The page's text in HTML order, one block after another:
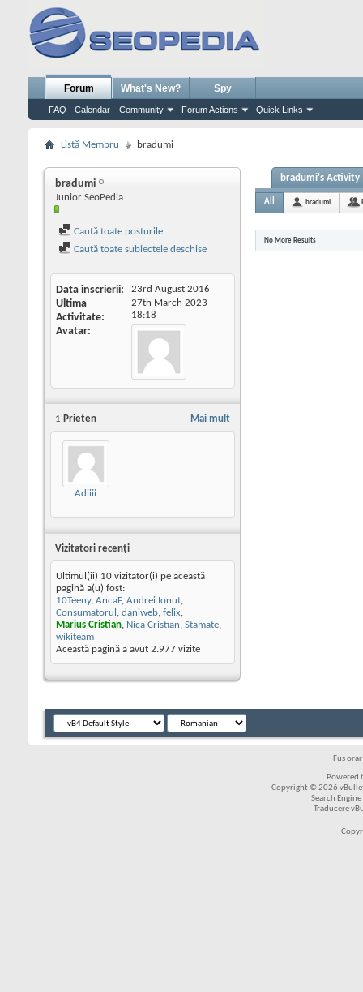
Forum
FAQ Calendar Community Forum Actions Quick Links
What's New? Spy
Listă Membru bradumi
bradumi
Junior SeoPedia
Caută toate posturile
Caută toate subiectele deschise
Data înscrierii 23rd August 2016
Ultima
Activitate
27th March 2023
18:18
Avatar
Mai mult
1 Prieten
Adiiii
Vizitatori recenţi
Ultimul(ii) 10 vizitator(i) pe această
pagină a(u) fost:
10Teeny, AncaF, Andrei Ionut,
Consumatorul , daniweb, felix,
Marius Cristian, Nica Cristian, Stamate,
wikiteam
Această pagină a avut 2.977 vizite
bradumi's Activity
All bradumi
No More Results
Fus
Powered
Copyright © 2026
Search
Traducere